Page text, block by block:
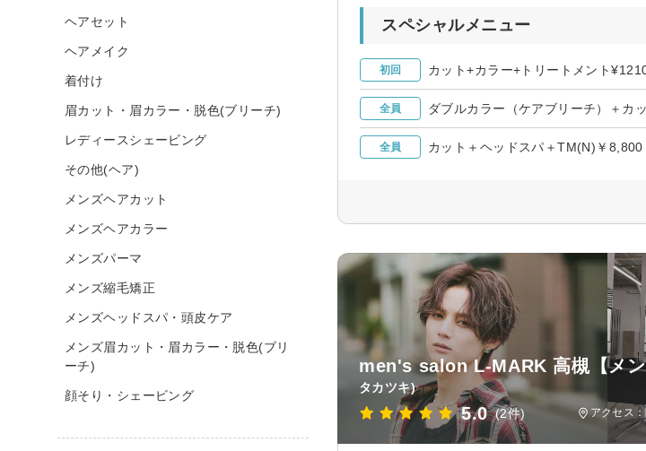
スペシャルメニュー
初回 カット+カラー+トリートメント
全員 ダブルカラー（ケアブリーチ）＋カ
全員 カット＋ヘッドスパ＋TM(N)￥8,800
men's salon L-MARK 高槻【メン
タカツキ)
5.0 (2件) アクセス
ヘアセット
ヘアメイク
着付け
眉カット・眉カラー・脱色(ブリーチ)
レディースシェービング
その他(ヘア)
メンズヘアカット
メンズヘアカラー
メンズパーマ
メンズ縮毛矯正
メンズヘッドスパ・頭皮ケア
メンズ眉カット・眉カラー・脱色(ブリ
ーチ)
顔そり・シェービング